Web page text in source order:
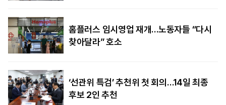
홈플러스 임시영업 재개…노동자들 “다시
찾아달라” 호소
‘선관위 특검’ 추천위 첫 회의…14일 최종
후보 2인 추천